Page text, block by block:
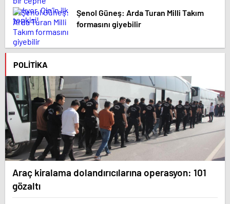
Şenol Güneş: Arda Turan Milli Takım
formasını giyebilir
POLITIKA
Araç kiralama dolandırıcılarına operasyon: 101
gözaltı